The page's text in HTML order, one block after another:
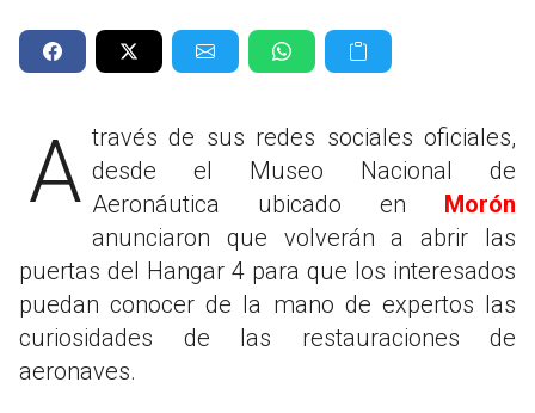
A través de sus redes sociales oficiales, desde el Museo Nacional de
Aeronáutica ubicado en Morón
anunciaron que volverán a abrir las
puertas del Hangar 4 para que los interesados
puedan conocer de la mano de expertos las
curiosidades de las restauraciones de
aeronaves.